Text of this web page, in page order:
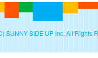
SUNNY SIDE UP Inc. All Rights